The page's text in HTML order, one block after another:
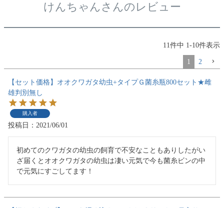
けんちゃんさんのレビュー
11 件中 1 -10件表示
1 2
【セット価格】オオクワガタ幼虫+タイプＧ菌糸瓶800セット★雌
雄判別無し
購入者
投稿日 2021/06/01
初めてのクワガタの幼虫の飼育で不安なこともありしたがい
ざ届くとオオクワガタの幼虫は凄い元気で今も菌糸ビンの中
で元気にすごしてます！